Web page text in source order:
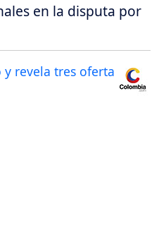
en la disputa por